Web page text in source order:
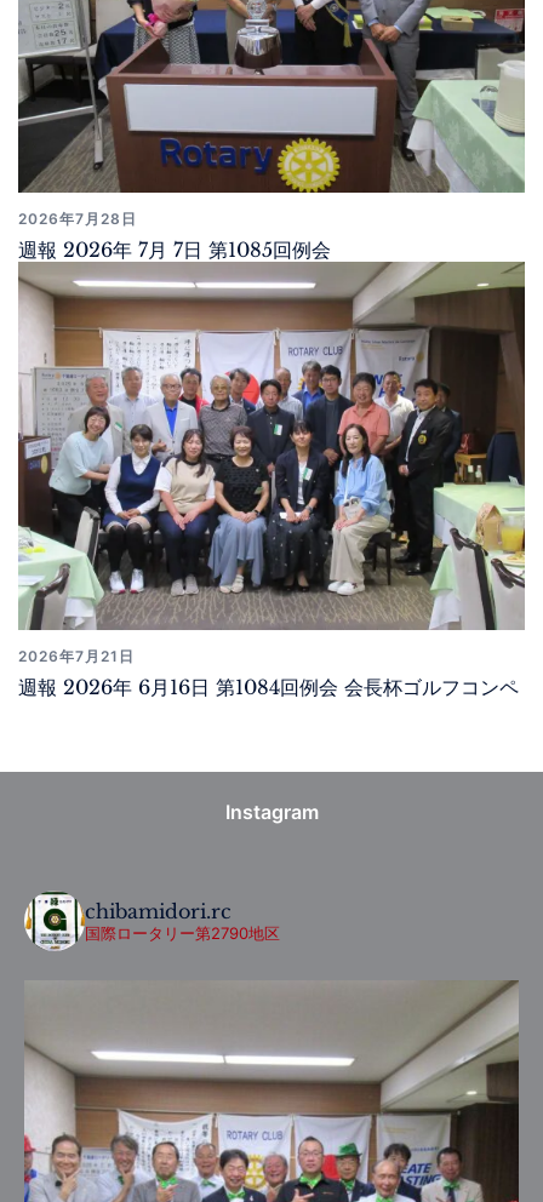
2026年7月28日
週報 2026年 7月 7日 第1085回例会
2026年7月21日
週報 2026年 6月16日 第1084回例会 会長杯ゴルフコンペ
Instagram
chibamidori.rc
国際ロータリー第2790地区